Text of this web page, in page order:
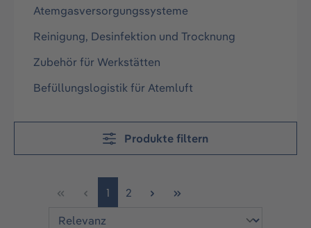
Atemgasversorgungssysteme
Reinigung, Desinfektion und Trocknung
Zubehör für Werkstätten
Befüllungslogistik für Atemluft
Produkte filtern
Seite
1 Seite
2